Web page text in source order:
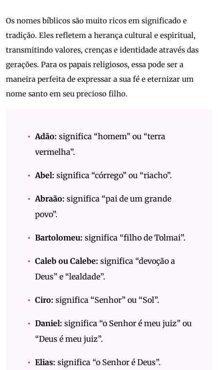
Os nomes bíblicos são muito ricos em significado e
tradição. Eles refletem a herança cultural e espiritual,
transmitindo valores, crenças e identidade através das
gerações. Para os papais religiosos, essa pode ser a
maneira perfeita de expressar a sua fé e eternizar um
nome santo em seu precioso filho.
Adão: significa “homem” ou “terra
vermelha”.
Abel: significa “córrego” ou “riacho”.
Abraão: significa “pai de um grande
povo”.
Bartolomeu: significa “filho de Tolmai”.
Caleb ou Calebe: significa “devoção a
Deus” e “lealdade”.
Ciro: significa “Senhor” ou “Sol”.
Daniel: significa “o Senhor é meu juiz” ou
“Deus é meu juiz”.
Elias: significa “o Senhor é Deus”.